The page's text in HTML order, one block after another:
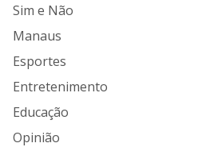
Sim e Não
Manaus
Esportes
Entretenimento
Educação
Opinião